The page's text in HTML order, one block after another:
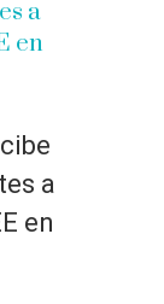
a
en